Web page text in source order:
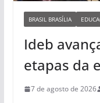
BRASIL BRASÍLIA
Ideb
etapas da
7 de agosto de 2026